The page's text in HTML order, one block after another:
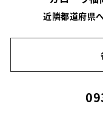
近隣都道府県